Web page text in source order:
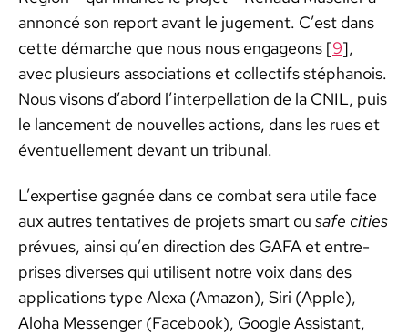
annon­cé son report avant le juge­ment. C’est dans
cette démarche que nous nous enga­geons [9],
avec plusieurs asso­ci­a­tions et col­lec­tifs stéphanois.
Nous visons d’abord l’interpellation de la CNIL, puis
le lance­ment de nou­velles actions, dans les rues et
éventuelle­ment devant un tri­bunal.
L’expertise gag­née dans ce com­bat sera utile face
aux autres ten­ta­tives de pro­jets smart ou safe cities
prévues, ain­si qu’en direc­tion des GAFA et entre­
pris­es divers­es qui utilisent notre voix dans des
appli­ca­tions type Alexa (Ama­zon), Siri (Apple),
Alo­ha Mes­sen­ger (Face­book), Google Assis­tant,